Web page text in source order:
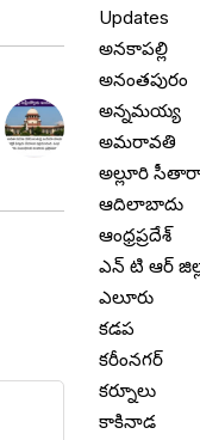
Updates
అనకాపల్లి
అనంతపురం
అన్నమయ్య
అమరావతి
అల్లూరి
ఆదిలాబాదు
ఆంధ్రప్రదేశ్
ఎన్ టి ఆర్
ఎలూరు
కడప
కరీంనగర్
కర్నూలు
కాకినాడ